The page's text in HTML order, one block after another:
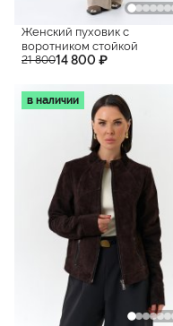
Женский пуховик с
воротником стойкой
21 80014 800 ₽
в наличии